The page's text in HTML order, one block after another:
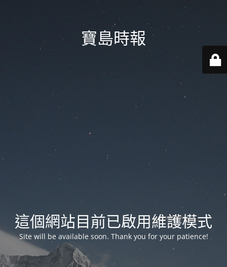
寶島時報
這個網站目前已啟用維護模式
Site will be available soon. Thank you for your patience!